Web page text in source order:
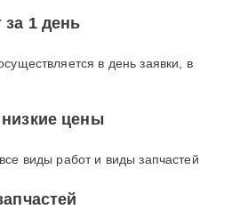
за 1 день
в день заявки, в
цены
виды работ и виды запчастей